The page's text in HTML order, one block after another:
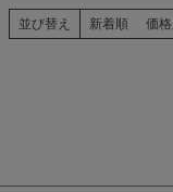
並び替え 新着順 価